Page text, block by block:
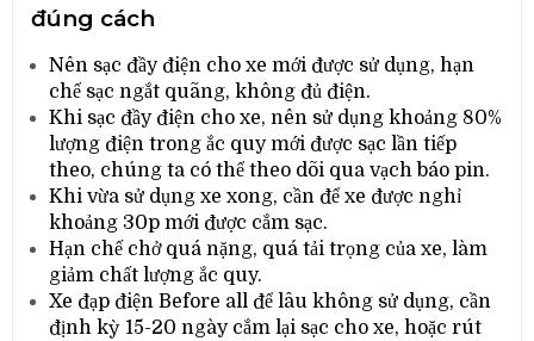
đúng cách
Nên sạc đầy điện cho xe mới được sử dụng, hạn
chế sạc ngắt quãng, không đủ điện.
Khi sạc đầy điện cho xe, nên sử dụng khoảng 80%
lượng điện trong ắc quy mới được sạc lần tiếp
theo, chúng ta có thể theo dõi qua vạch báo pin.
Khi vừa sử dụng xe xong, cần để xe được nghỉ
khoảng 30p mới được cắm sạc.
Hạn chế chở quá nặng, quá tải trọng của xe, làm
giảm chất lượng ắc quy.
Xe đạp điện Before all để lâu không sử dụng, cần
định kỳ 15-20 ngày cắm lại sạc cho xe, hoặc rút